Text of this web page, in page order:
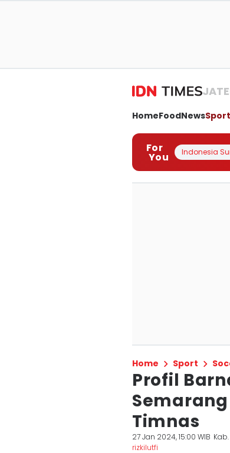
HomeFoodNewsSport
For
You Indonesia
Home Sport
Profil
Timnas
27 Jan 2024, 15:00 WIB
rizkilutfi